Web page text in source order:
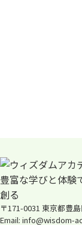
〒171-0031 東京都豊
Email: info@wisdom-